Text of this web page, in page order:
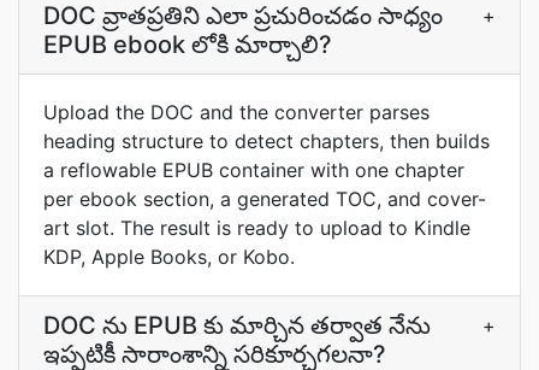
DOC వ్రాతప్రతిని ఎలా ప్రచురించడం సాధ్యం
EPUB ebook లోకి మార్చాలి?
+
Upload the DOC and the converter parses
heading structure to detect chapters, then builds
a reflowable EPUB container with one chapter
per ebook section, a generated TOC, and cover-
art slot. The result is ready to upload to Kindle
KDP, Apple Books, or Kobo.
DOC ను EPUB కు మార్చిన తర్వాత నేను
ఇప్పటికీ సారాంశాన్ని సరికూర్చగలనా?
+